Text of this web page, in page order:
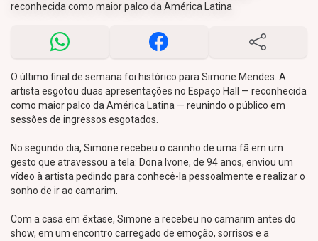
reconhecida como maior palco da América Latina
O último final de semana foi histórico para Simone Mendes. A
artista esgotou duas apresentações no Espaço Hall — reconhecida
como maior palco da América Latina — reunindo o público em
sessões de ingressos esgotados.
No segundo dia, Simone recebeu o carinho de uma fã em um
gesto que atravessou a tela: Dona Ivone, de 94 anos, enviou um
vídeo à artista pedindo para conhecê-la pessoalmente e realizar o
sonho de ir ao camarim.
Com a casa em êxtase, Simone a recebeu no camarim antes do
show, em um encontro carregado de emoção, sorrisos e a